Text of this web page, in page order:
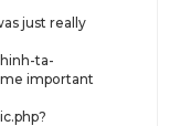
just really
ta-
important